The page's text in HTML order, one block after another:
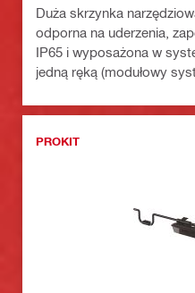
Duża skrzynka
odporna na uderzenia,
IP65 i wyposażona w
jedną ręką (modułowy
PROKIT